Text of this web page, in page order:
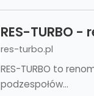
RES-TURBO
res-turbo.pl
RES-TURBO to
podzespołów...